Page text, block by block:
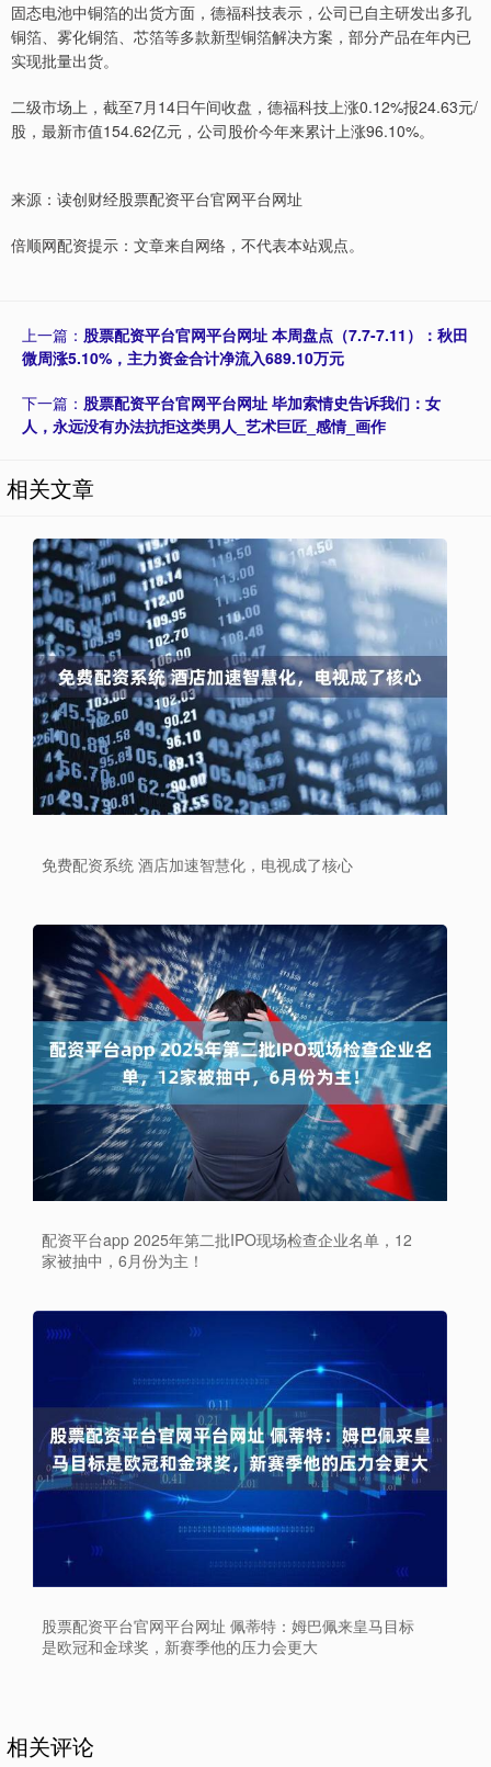
固态电池中铜箔的出货方面，德福科技表示，公司已自主研发出多孔
铜箔、雾化铜箔、芯箔等多款新型铜箔解决方案，部分产品在年内已
实现批量出货。
二级市场上，截至7月14日午间收盘，德福科技上涨0.12%报24.63元/
股，最新市值154.62亿元，公司股价今年来累计上涨96.10%。
来源：读创财经股票配资平台官网平台网址
倍顺网配资提示：文章来自网络，不代表本站观点。
上一篇： 股票配资平台官网平台网址 本周盘点（7.7-7.11）：秋田
微周涨5.10%，主力资金合计净流入689.10万元
下一篇： 股票配资平台官网平台网址 毕加索情史告诉我们：女
人，永远没有办法抗拒这类男人_艺术巨匠_感情_画作
相关文章
免费配资系统 酒店加速智慧化，电视成了核心
配资平台app 2025年第二批IPO现场检查企业名单，12
家被抽中，6月份为主！
股票配资平台官网平台网址 佩蒂特：姆巴佩来皇马目标
是欧冠和金球奖，新赛季他的压力会更大
相关评论